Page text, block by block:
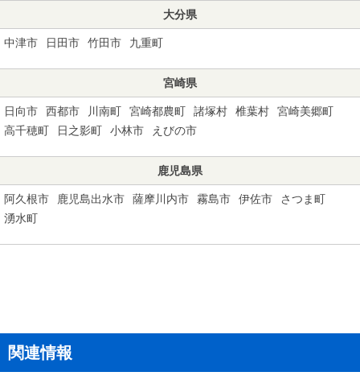
大分県
中津市 日田市 竹田市 九重町
宮崎県
日向市 西都市 川南町 宮崎都農町 諸塚村 椎葉村
宮崎美郷町
高千穂町
日之影町 小林市 えびの市
鹿児島県
阿久根市 鹿児島出水市 薩摩川内市 霧島市 伊佐市
さつま町
湧水町
関連情報